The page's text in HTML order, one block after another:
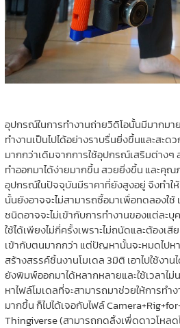
อุปกรณ์ในการทำงานถ่ายวิดิโอนั้นมีมากมา
ทำงานเป็นไปได้อย่างราบรื่นยิ่งขึ้นและสะ
มากกว่าเดิมจากการใช้อุปกรณ์เสริมต่างๆ
ทำออกมาได้ง่ายมากขึ้น สวยยิ่งขึ้น และคุ
อุปกรณ์ในปัจจุบันมีราคาที่ยังสูงอยู่ จึงทำใ
นั้นยังอาจจะไม่สามารถซื้อมาเพื่อทดลองใ
ชนิดอาจจะไม่เข้ากับการทำงานของแต่ละบุ
ใช้ได้เพียงไม่กี่ครั้งเพราะไม่ถนัดและต้องเ
เข้ากับตนมากกว่า แต่ปัญหานั้นจะหมดไปห
สร้างสรรค์ชิ้นงานโมเดล 3มิติ เอาไปใช้งา
ยังพิมพ์ออกมาได้หลากหลายและใช้เวลาไ
หาไฟล์โมเดลที่จะสามารถมาช่วยให้การทำ
มากขึ้น ก็ไปได้เจอกับไฟล์
Thingiverse (สามารถกดลิ้งเพื่ดดาวโหล